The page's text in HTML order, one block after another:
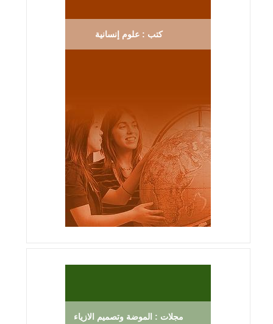
كتب : علوم إنسانية
مجلات : الموضة وتصميم الازياء